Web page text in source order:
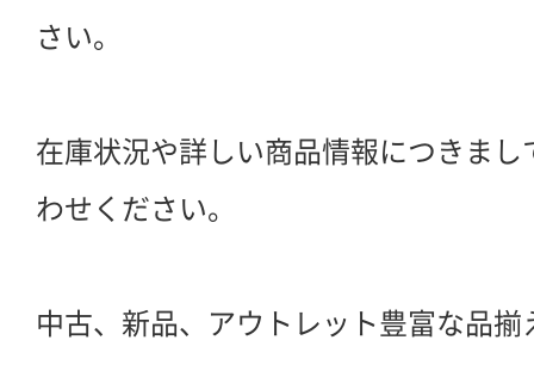
さい。
在庫状況や詳しい商品情報につきま
わせください。
中古、新品、アウトレット豊富な品揃